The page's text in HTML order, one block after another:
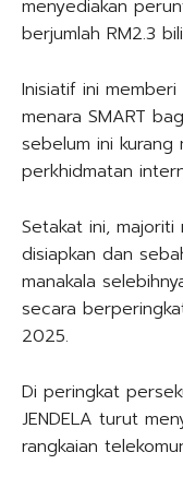
menyediakan
berjumlah RM2.3
Inisiatif ini
menara SMART
sebelum ini
perkhidmatan
Setakat ini, majoriti
disiapkan dan
manakala
secara
2025.
Di peringkat
JENDELA turut
rangkaian